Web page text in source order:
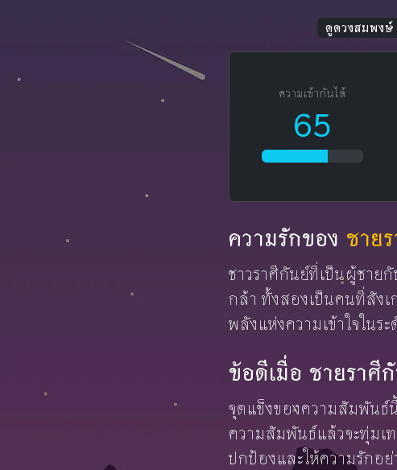
ดูดวงสมพงษ์
ความเข้ากันได้
65
ความรักของ ชาย
ชาวราศีกันย์ที่เป็นผู้ชาย
กล้า ทั้งสองเป็นคนที่สัง
พลังแห่งความเข้าใจในร
ข้อดีเมื่อ ชายรา
จุดแข็งของความสัมพันธ์
ความสัมพันธ์แล้วจะทุ่มเ
ปกป้องและให้ความรักอ